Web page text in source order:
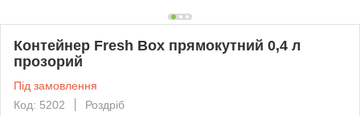
Контейнер Fresh Box прямокутний 0,4 л
прозорий
Під замовлення
Код: 5202
Роздріб